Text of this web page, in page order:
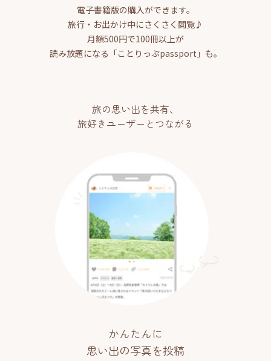
電子書籍版の購入ができます。
旅行・お出かけ中にさくさく閲覧♪
月額500円で100冊以上が
読み放題になる「ことりっぷpassport」も。
旅の思い出を共有、
旅好きユーザーとつながる
かんたんに
思い出の写真を投稿